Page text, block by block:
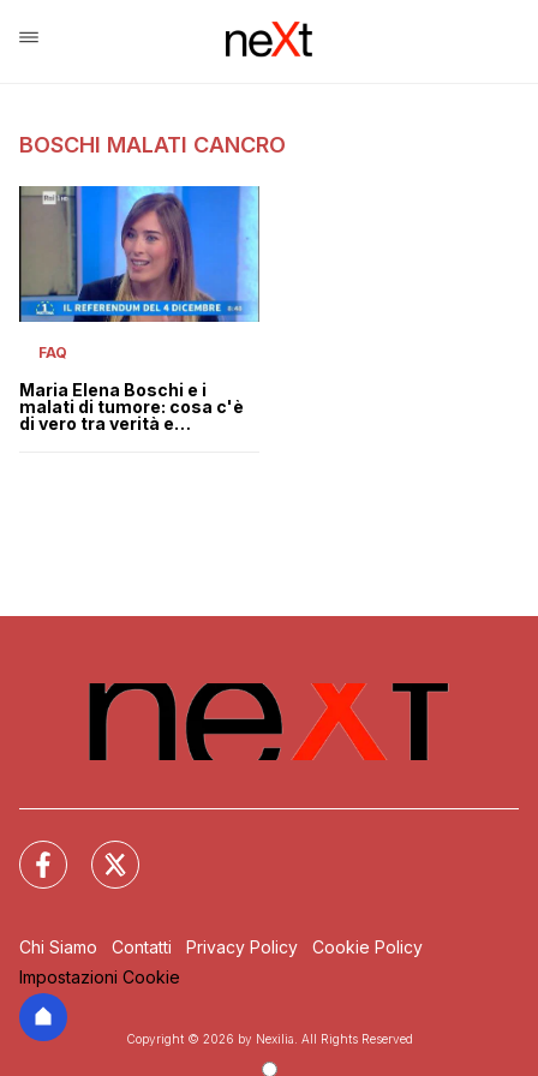
BOSCHI MALATI CANCRO
FAQ
Maria Elena Boschi e i
malati di tumore: cosa c'è
di vero tra verità e
Chi Siamo Contatti Privacy Policy
Cookie Policy
Impostazioni Cookie
Copyright © 2026 by Nexilia. All Rights Reserved